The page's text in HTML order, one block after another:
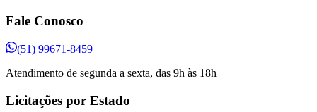
Fale Conosco
(51) 99671-8459
Atendimento de segunda a sexta, das 9h às 18h
Licitações por Estado